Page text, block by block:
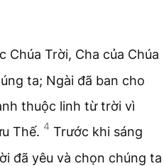
Chúa Trời, Cha của Chúa
ta; Ngài đã ban cho
thuộc linh từ trời vì
Thế. 4 Trước khi sáng
đã yêu và chọn chúng ta